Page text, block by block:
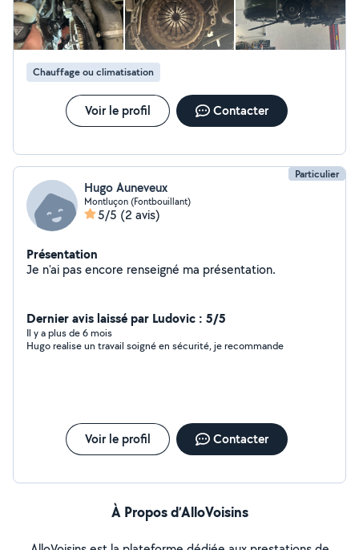
Chauffage ou climatisation
Voir le profil Contacter
Particulier
Hugo Auneveux
Montluçon (Fontbouillant)
5/5 (2 avis)
Présentation
Je n'ai pas encore renseigné ma présentation.
Dernier avis laissé par Ludovic : 5/5
Il y a plus de 6 mois
Hugo realise un travail soigné en sécurité, je recommande
Voir le profil Contacter
À Propos d’AlloVoisins